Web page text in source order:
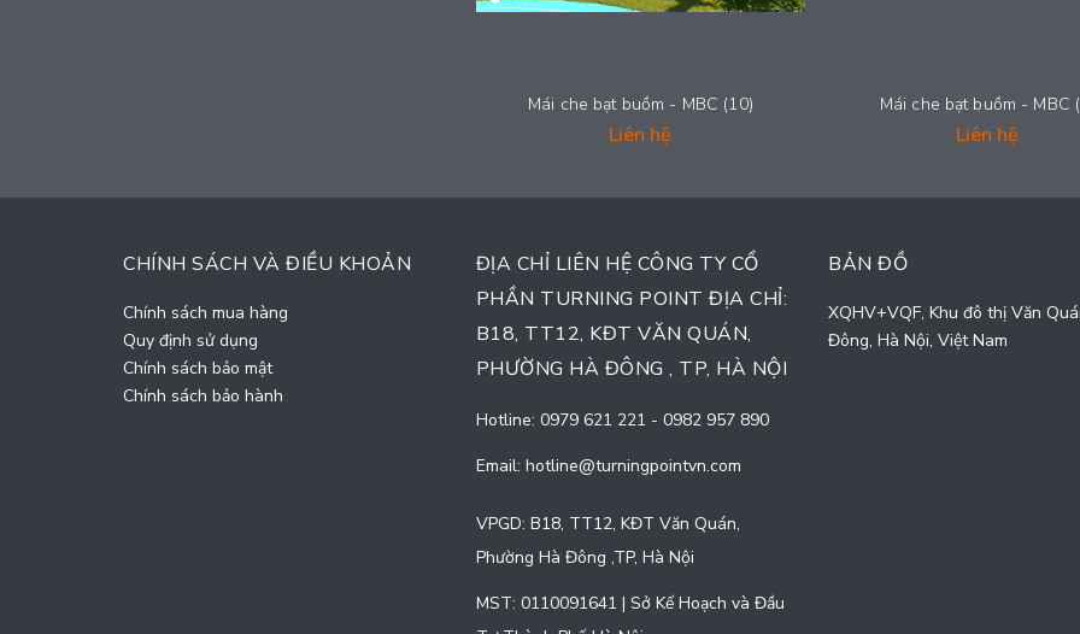
Mái che bạt buồm - MBC (10)
Liên hệ
Mái che bạt buồm - MBC
Liên hệ
CHÍNH SÁCH VÀ ĐIỀU KHOẢN
Chính sách mua hàng
Quy định sử dụng
Chính sách bảo mật
Chính sách bảo hành
ĐỊA CHỈ LIÊN HỆ CÔNG TY CỔ
PHẦN TURNING POINT ĐỊA CHỈ:
B18, TT12, KĐT VĂN QUÁN,
PHƯỜNG HÀ ĐÔNG , TP, HÀ NỘI
Hotline: 0979 621 221 - 0982 957 890
Email: hotline@turningpointvn.com
VPGD: B18, TT12, KĐT Văn Quán,
Phường Hà Đông ,TP, Hà Nội
MST: 0110091641 | Sở Kế Hoạch và Đầu
BẢN ĐỒ
XQHV+VQF, Khu đô thị Văn
Đông, Hà Nội, Việt Nam